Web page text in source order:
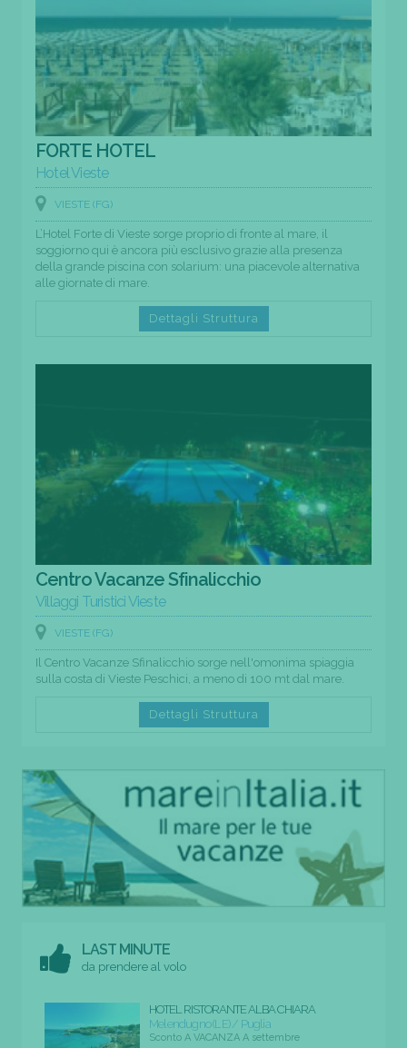
FORTE HOTEL
Hotel Vieste
VIESTE (FG)
L’Hotel Forte di Vieste sorge proprio di fronte al mare, il
soggiorno qui è ancora più esclusivo grazie alla presenza
della grande piscina con solarium: una piacevole alternativa
alle giornate di mare.
Dettagli Struttura
Centro Vacanze Sfinalicchio
Villaggi Turistici Vieste
VIESTE (FG)
Il Centro Vacanze Sfinalicchio sorge nell'omonima spiaggia
sulla costa di Vieste Peschici, a meno di 100 mt dal mare.
Dettagli Struttura
LAST MINUTE
da prendere al volo
HOTEL RISTORANTE ALBA CHIARA
Melendugno (LE) / Puglia
Sconto A VACANZA A settembre